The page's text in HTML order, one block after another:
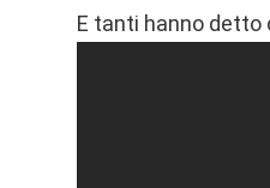
E tanti hanno